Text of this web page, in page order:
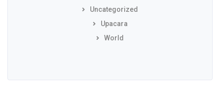
Uncategorized
Upacara
World